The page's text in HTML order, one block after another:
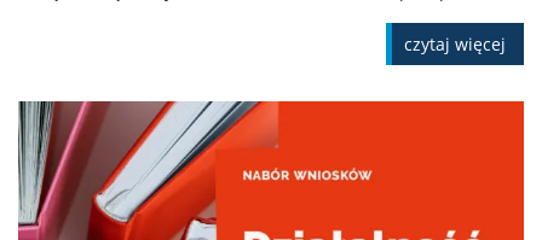
czytaj więcej